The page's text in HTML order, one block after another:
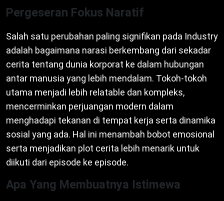
Pergeseran Fokus Naratif
Salah satu perubahan paling signifikan pada Industry
adalah bagaimana narasi berkembang dari sekadar
cerita tentang dunia korporat ke dalam hubungan
antar manusia yang lebih mendalam. Tokoh-tokoh
utama menjadi lebih relatable dan kompleks,
mencerminkan perjuangan modern dalam
menghadapi tekanan di tempat kerja serta dinamika
sosial yang ada. Hal ini menambah bobot emosional
serta menjadikan plot cerita lebih menarik untuk
diikuti dari episode ke episode.
Apa Yang Membuatnya Istimewa